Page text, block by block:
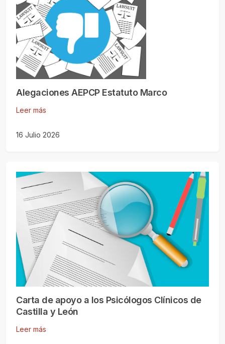
Alegaciones AEPCP Estatuto Marco
Leer más
16 Julio 2026
Carta de apoyo a los Psicólogos Clínicos de
Castilla y León
Leer más